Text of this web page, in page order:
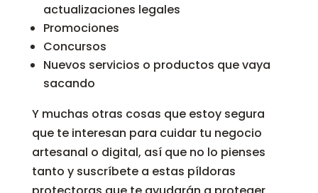
actualizaciones legales
Promociones
Concursos
Nuevos servicios o productos que vaya
sacando
Y muchas otras cosas que estoy segura
que te interesan para cuidar tu negocio
artesanal o digital, así que no lo pienses
tanto y suscríbete a estas píldoras